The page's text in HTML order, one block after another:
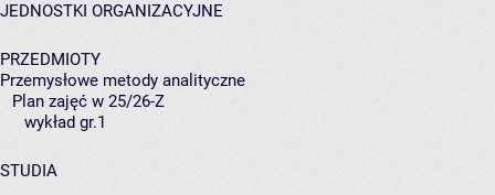
JEDNOSTKI ORGANIZACYJNE
PRZEDMIOTY
Przemysłowe metody analityczne
Plan zajęć w 25/26-Z
wykład gr.1
STUDIA